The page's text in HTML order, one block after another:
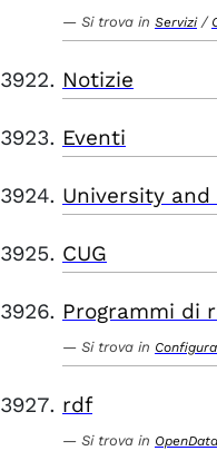
Si trova in Servizi /
Notizie
Eventi
University and
CUG
Programmi di
Si trova in
rdf
Si trova in